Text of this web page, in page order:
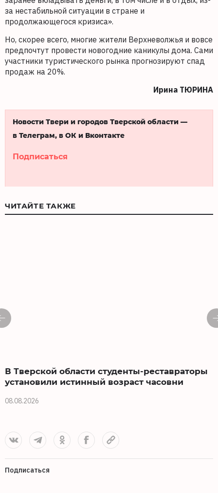
за нестабильной ситуации в стране и
продолжающегося кризиса».
Но, скорее всего, многие жители Верхневолжья и вовсе
предпочтут провести новогодние каникулы дома. Сами
участники туристического рынка прогнозируют спад
продаж на 20%.
Ирина ТЮРИНА
Новости Твери и городов Тверской области —
в Телеграм, в ОК и Вконтакте
Подписаться
ЧИТАЙТЕ ТАКЖЕ
В Тверской области студенты-реставраторы
установили истинный возраст часовни
08.08.2026
Подписаться